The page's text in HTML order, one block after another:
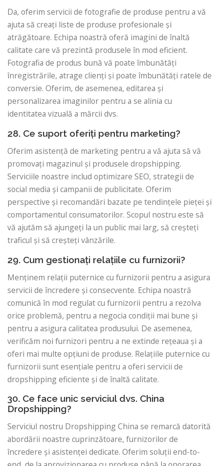
Da, oferim servicii de fotografie de produse pentru a vă
ajuta să creați liste de produse profesionale și
atrăgătoare. Echipa noastră oferă imagini de înaltă
calitate care vă prezintă produsele în mod eficient.
Fotografia de produs bună vă poate îmbunătăți
înregistrările, atrage clienți și poate îmbunătăți ratele de
conversie. Oferim, de asemenea, editarea și
personalizarea imaginilor pentru a se alinia cu
identitatea vizuală a mărcii dvs.
28. Ce suport oferiți pentru marketing?
Oferim asistență de marketing pentru a vă ajuta să vă
promovați magazinul și produsele dropshipping.
Serviciile noastre includ optimizare SEO, strategii de
social media și campanii de publicitate. Oferim
perspective și recomandări bazate pe tendințele pieței și
comportamentul consumatorilor. Scopul nostru este să
vă ajutăm să ajungeți la un public mai larg, să creșteți
traficul și să creșteți vânzările.
29. Cum gestionați relațiile cu furnizorii?
Menținem relații puternice cu furnizorii pentru a asigura
servicii de încredere și consecvente. Echipa noastră
comunică în mod regulat cu furnizorii pentru a rezolva
orice problemă, pentru a negocia condiții mai bune și
pentru a asigura calitatea produsului. De asemenea,
verificăm noi furnizori pentru a ne extinde rețeaua și a
oferi mai multe opțiuni de produse. Relațiile puternice cu
furnizorii sunt esențiale pentru a oferi servicii de
dropshipping eficiente și de înaltă calitate.
30. Ce face unic serviciul dvs. China
Dropshipping?
Serviciul nostru Dropshipping China se remarcă datorită
abordării noastre cuprinzătoare, furnizorilor de
încredere și asistenței dedicate. Oferim soluții end-to-